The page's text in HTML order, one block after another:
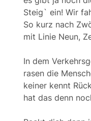
Steig` ein! Wir
So kurz nach
mit Linie Neun,
In dem
rasen die
keiner kennt
hat das denn